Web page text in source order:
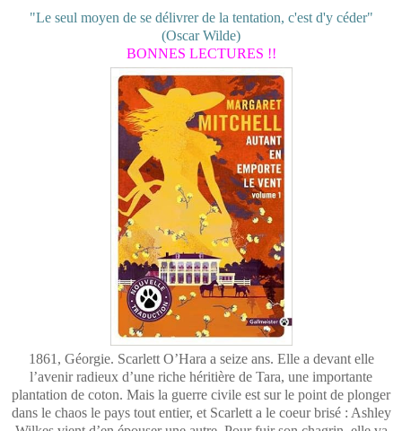
"Le seul moyen de se délivrer de la tentation, c'est d'y céder"
(Oscar Wilde)
BONNES LECTURES !!
1861, Géorgie. Scarlett O’Hara a seize ans. Elle a devant elle
l’avenir radieux d’une riche héritière de Tara, une importante
plantation de coton. Mais la guerre civile est sur le point de plonger
dans le chaos le pays tout entier, et Scarlett a le coeur brisé : Ashley